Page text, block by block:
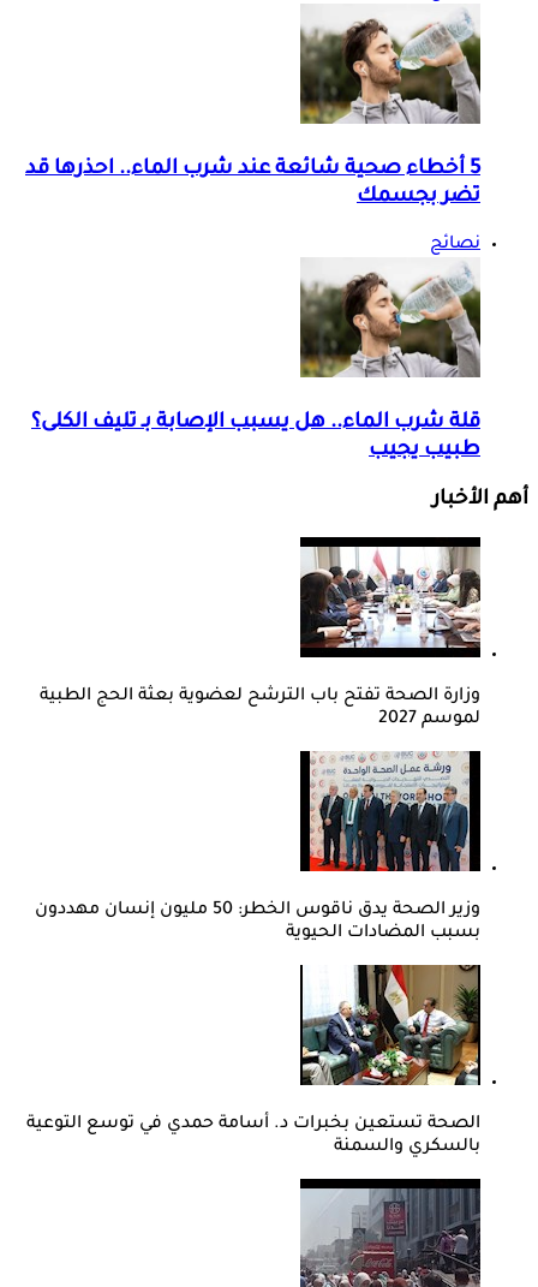
5 أخطاء صحية شائعة عند شرب الماء.. احذرها قد
تضر بجسمك
نصائح
قلة شرب الماء.. هل يسبب الإصابة بـ تليف الكلى؟
طبيب يجيب
أهم الأخبار
وزارة الصحة تفتح باب الترشح لعضوية بعثة الحج الطبية
لموسم 2027
وزير الصحة يدق ناقوس الخطر: 50 مليون إنسان مهددون
بسبب المضادات الحيوية
الصحة تستعين بخبرات د. أسامة حمدي في توسع التوعية
بالسكري والسمنة